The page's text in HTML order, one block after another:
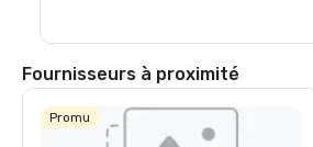
c'est une visite incontournable pour les
plus approfondi de la créativité qui sous-
tend la magie Disney.
Fournisseurs à proximité
Promu